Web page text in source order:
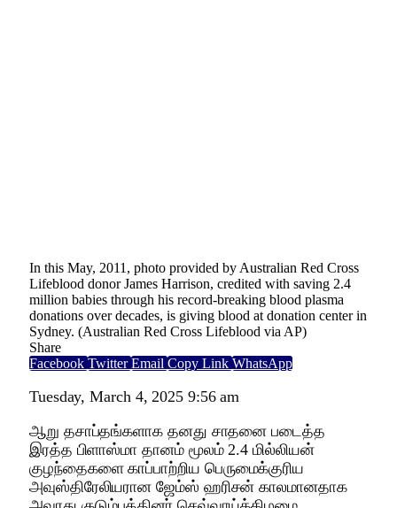
In this May, 2011, photo provided by Australian Red Cross
Lifeblood donor James Harrison, credited with saving 2.4
million babies through his record-breaking blood plasma
donations over decades, is giving blood at donation center in
Sydney. (Australian Red Cross Lifeblood via AP)
Share
Facebook Twitter Email Copy Link WhatsApp
Tuesday, March 4, 2025 9:56 am
ஆறு தசாப்தங்களாக தனது சாதனை படைத்த
இரத்த பிளாஸ்மா தானம் மூலம் 2.4 மில்லியன்
குழந்தைகளை காப்பாற்றிய பெருமைக்குரிய
அவுஸ்திரேலியரான ஜேம்ஸ் ஹரிசன் காலமானதாக